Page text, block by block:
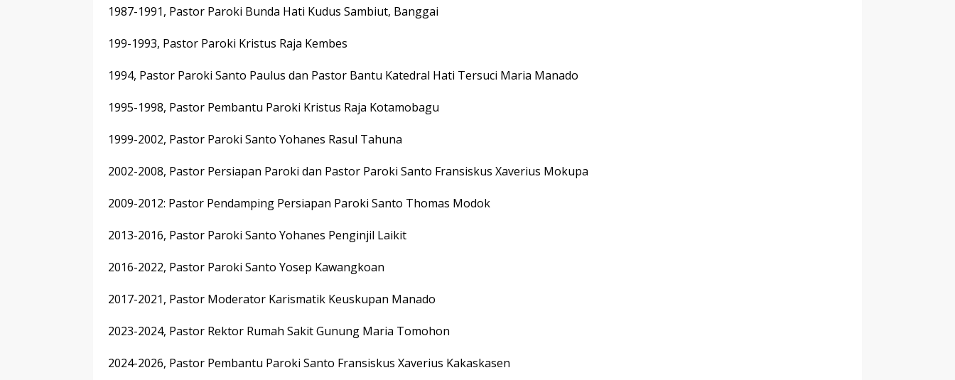
1987-1991, Pastor Paroki Bunda Hati Kudus Sambiut, Banggai
199-1993, Pastor Paroki Kristus Raja Kembes
1994, Pastor Paroki Santo Paulus dan Pastor Bantu Katedral Hati Tersuci Maria Manado
1995-1998, Pastor Pembantu Paroki Kristus Raja Kotamobagu
1999-2002, Pastor Paroki Santo Yohanes Rasul Tahuna
2002-2008, Pastor Persiapan Paroki dan Pastor Paroki Santo Fransiskus Xaverius Mokupa
2009-2012: Pastor Pendamping Persiapan Paroki Santo Thomas Modok
2013-2016, Pastor Paroki Santo Yohanes Penginjil Laikit
2016-2022, Pastor Paroki Santo Yosep Kawangkoan
2017-2021, Pastor Moderator Karismatik Keuskupan Manado
2023-2024, Pastor Rektor Rumah Sakit Gunung Maria Tomohon
2024-2026, Pastor Pembantu Paroki Santo Fransiskus Xaverius Kakaskasen